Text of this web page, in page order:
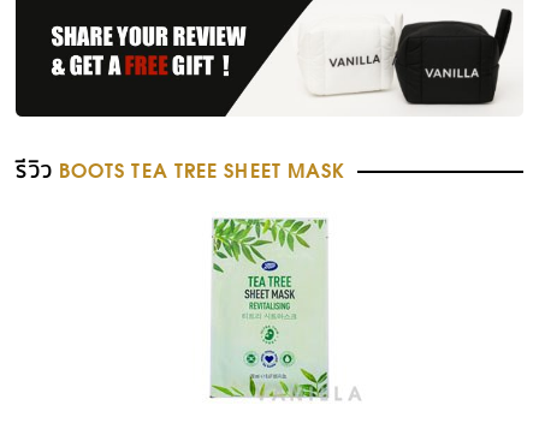
รีวิว BOOTS TEA TREE SHEET MASK